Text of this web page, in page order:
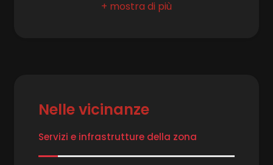
Comune: Camaiore
Locali: 4
Stato conservazione: Buono
Piano: 3
Nelle vicinanze
Servizi e infrastrutture della zona